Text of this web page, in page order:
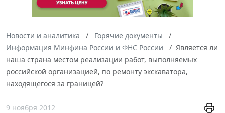
Новости и аналитика
Горячие документы
Информация Минфина России и ФНС России
Является ли
наша страна местом реализации работ, выполняемых
российской организацией, по ремонту экскаватора,
находящегося за границей?
9 ноября 2012